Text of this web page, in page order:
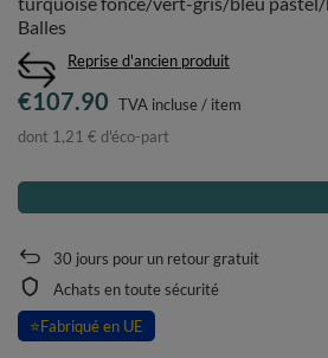
Balles
Reprise d'ancien produit
€107.90 TVA incluse/ item
dont 1,21 € d'éco-part
30 jours pour un retour gratuit
Achats en toute sécurité
⭐Fabriqué en UE